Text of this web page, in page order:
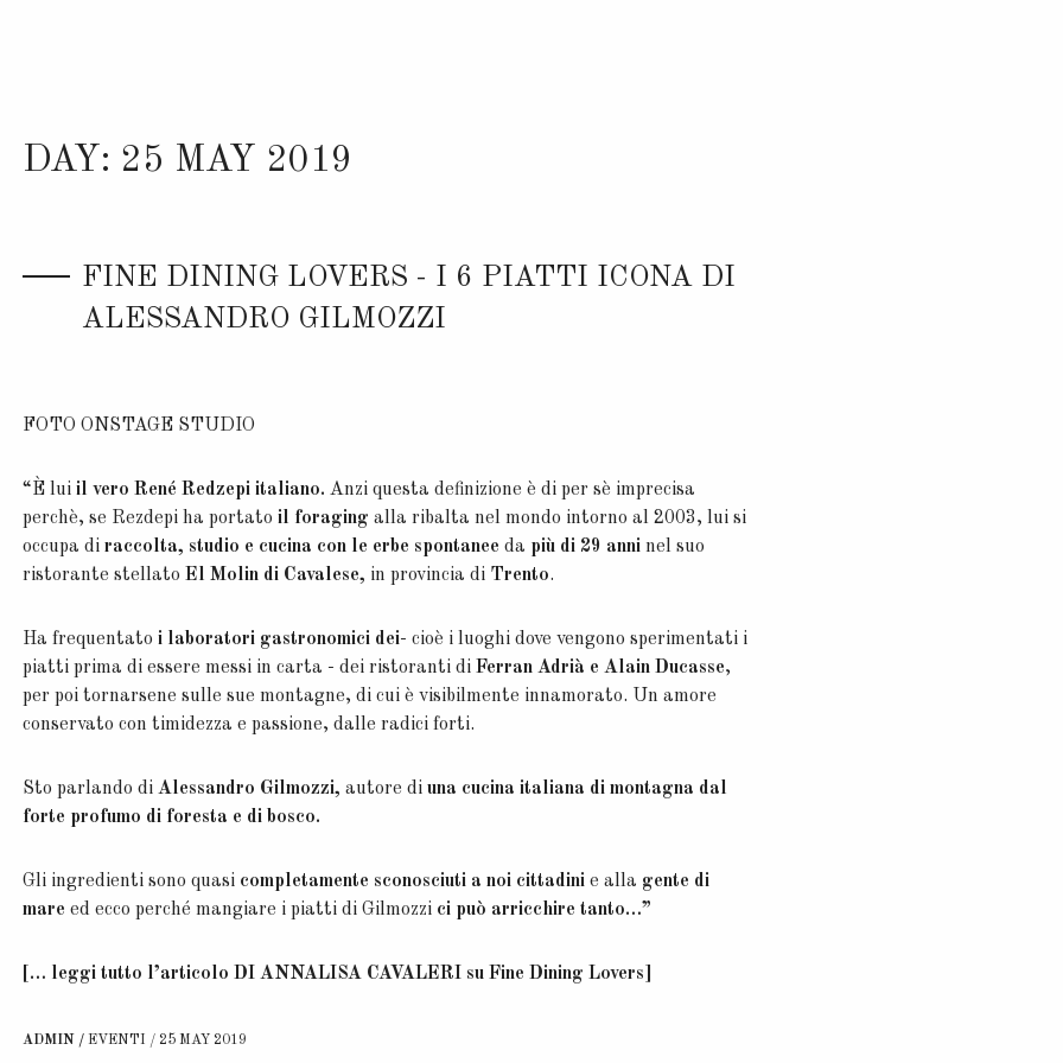
DAY: 25 MAY 2019
FINE DINING LOVERS - I 6 PIATTI ICONA DI
ALESSANDRO GILMOZZI
FOTO ONSTAGE STUDIO
“È lui il vero René Redzepi italiano. Anzi questa definizione è di per sè imprecisa
perchè, se Rezdepi ha portato il foraging alla ribalta nel mondo intorno al 2003, lui si
occupa di raccolta, studio e cucina con le erbe spontanee da più di 29 anninel suo
ristorante stellato El Molin di Cavalese, in provincia di Trento.
Ha frequentato i laboratori gastronomici dei- cioè i luoghi dove vengono sperimentati i
piatti prima di essere messi in carta - dei ristoranti di Ferran Adrià e Alain Ducasse,
per poi tornarsene sulle sue montagne, di cui è visibilmente innamorato. Un amore
conservato con timidezza e passione, dalle radici forti.
Sto parlando di Alessandro Gilmozzi, autore di una cucina italiana di montagna dal
forte profumo di foresta e di bosco.
Gli ingredienti sono quasi completamente sconosciuti a noi cittadinie alla gente di
mare ed ecco perché mangiare i piatti di Gilmozzi ci può arricchire tanto…”
[… leggi tutto l’articolo DI ANNALISA CAVALERIsu Fine Dining Lovers]
ADMIN EVENTI 25 MAY 2019